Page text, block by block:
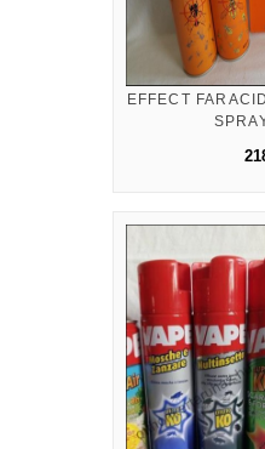
EFFECT